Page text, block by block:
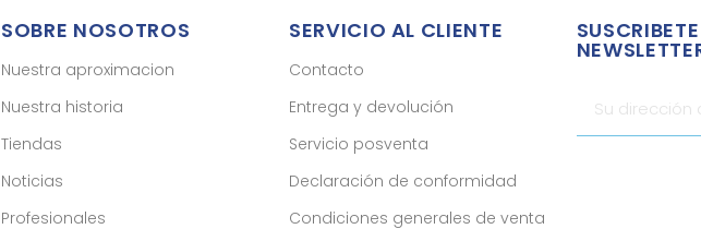
SOBRE NOSOTROS
Nuestra aproximacion
Nuestra historia
Tiendas
Noticias
Profesionales
SERVICIO AL CLIENTE
Contacto
Entrega y devolución
Servicio posventa
Declaración de conformidad
Condiciones generales de venta